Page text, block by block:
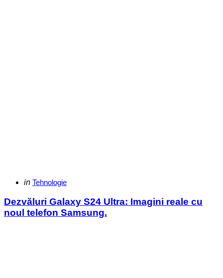
Categories
Posted
in Tehnologie
Dezvăluri Galaxy S24 Ultra: Imagini reale cu
noul telefon Samsung.